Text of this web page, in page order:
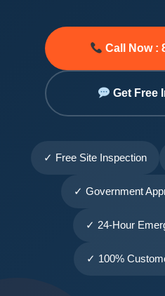
Call Now :
Get Free
✓ Free Site Inspection
✓ Government
✓ 24-Hour
✓ 100%